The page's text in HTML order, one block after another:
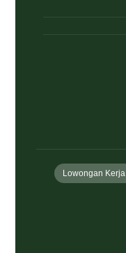
Lowongan Kerja